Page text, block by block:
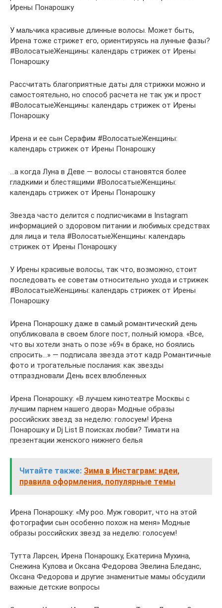
Ирены Понарошку
У мальчика красивые длинные волосы. Может быть,
Ирена тоже стрижет его, ориентируясь на лунные фазы?
#ВолосатыеЖенщины: календарь стрижек от Ирены
Понарошку
Рассчитать благоприятные даты для стрижки можно и
самостоятельно, но способ расчета не так уж и прост
#ВолосатыеЖенщины: календарь стрижек от Ирены
Понарошку
Ирена и ее сын Серафим #ВолосатыеЖенщины:
календарь стрижек от Ирены Понарошку
…а когда Луна в Деве — волосы становятся более
гладкими и блестящими #ВолосатыеЖенщины:
календарь стрижек от Ирены Понарошку
Звезда часто делится с подписчиками в Instagram
информацией о здоровом питании и любимых средствах
для лица и тела #ВолосатыеЖенщины: календарь
стрижек от Ирены Понарошку
У Ирены красивые волосы, так что, возможно, стоит
последовать ее советам относительно ухода и стрижек
#ВолосатыеЖенщины: календарь стрижек от Ирены
Понарошку
Ирена Понарошку даже в самый романтический день
опубликовала в своем блоге пост, полный юмора. «Все,
что вы хотели знать о позе »69« в браке, но боялись
спросить…» — подписала звезда этот кадр Романтичные
фото и трогательные послания: как звезды
отпраздновали День всех влюбленных
Ирена Понарошку: «В лучшем кинотеатре Москвы с
лучшим парнем нашего двора» Модные образы
российских звезд за неделю: голосуем! Ирена
Понарошку и Dj List В поисках любви? Тимати на
презентации женского нижнего белья
Читайте также: Зима в Инстаграм: идеи,
правила оформления, популярные темы
Ирена Понарошку: «My poo. Муж говорит, что на этой
фотографии сын особенно похож на меня» Модные
образы российских звезд за неделю: голосуем!
Тутта Ларсен, Ирена Понарошку, Екатерина Мухина,
Снежина Кулова и Оксана Федорова Эвелина Бледанс,
Оксана Федорова и другие знаменитые мамы обсудили
важные детские вопросы